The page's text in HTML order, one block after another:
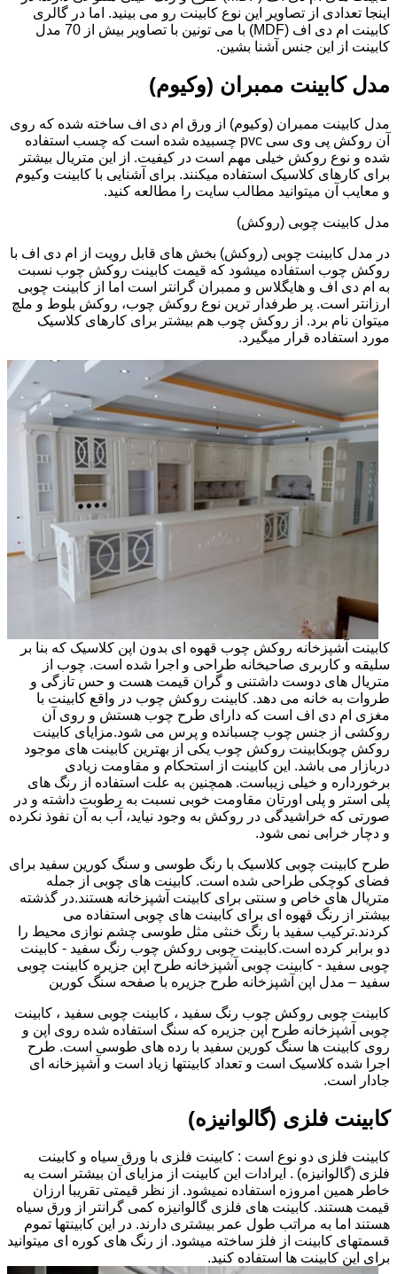
اینجا تعدادی از تصاویر این نوع کابینت رو می بینید. اما در گالری
کابینت ام دی اف (MDF) با می تونین با تصاویر بیش از 70 مدل
کابینت از این جنس آشنا بشین.
مدل کابینت ممبران (وکیوم)
مدل کابینت ممبران (وکیوم) از ورق ام دی اف ساخته شده که روی
آن روکش پی وی سی pvc چسبیده شده است که چسب استفاده
شده و نوع روکش خیلی مهم است در کیفیت. از این متریال بیشتر
برای کارهای کلاسیک استفاده میکنند. برای آشنایی با کابینت وکیوم
و معایب آن میتوانید مطالب سایت را مطالعه کنید.
مدل کابینت چوبی (روکش)
در مدل کابینت چوبی (روکش) بخش های قابل رویت از ام دی اف با
روکش چوب استفاده میشود که قیمت کابینت روکش چوب نسبت
به ام دی اف و هایگلاس و ممبران گرانتر است اما از کابینت چوبی
ارزانتر است. پر طرفدار ترین نوع روکش چوب، روکش بلوط و ملچ
میتوان نام برد. از روکش چوب هم بیشتر برای کارهای کلاسیک
مورد استفاده قرار میگیرد.
کابینت آشپزخانه روکش چوب قهوه ای بدون اپن کلاسیک که بنا بر
سلیقه و کاربری صاحبخانه طراحی و اجرا شده است. چوب از
متریال های دوست داشتنی و گران قیمت هست و حس تازگی و
طروات به خانه می دهد. کابینت روکش چوب در واقع کابینت با
مغزی ام دی اف است که دارای طرح چوب هستش و روی آن
روکشی از جنس چوب چسبانده و پرس می شود.مزایای کابینت
روکش چوبکابینت روکش چوب یکی از بهترین کابینت های موجود
دربازار می باشد. این کابینت از استحکام و مقاومت زیادی
برخورداره و خیلی زیباست. همچنین به علت استفاده از رنگ های
پلی استر و پلی اورتان مقاومت خوبی نسبت به رطوبت داشته و در
صورتی که خراشیدگی در روکش به وجود نیاید، آب به آن نفوذ نکرده
و دچار خرابی نمی شود.
طرح کابینت چوبی کلاسیک با رنگ طوسی و سنگ کورین سفید برای
فضای کوچکی طراحی شده است. کابینت های چوبی از جمله
متریال های خاص و سنتی برای کابینت آشپزخانه هستند.در گذشته
بیشتر از رنگ قهوه ای برای کابینت های چوبی استفاده می
کردند.ترکیب سفید با رنگ خنثی مثل طوسی چشم نوازی محیط را
دو برابر کرده است.کابینت چوبی روکش چوب رنگ سفید - کابینت
چوبی سفید - کابینت چوبی آشپزخانه طرح اپن جزیره کابینت چوبی
سفید – مدل اپن آشپزخانه طرح جزیره با صفحه سنگ کورین
کابینت چوبی روکش چوب رنگ سفید ، کابینت چوبی سفید ، کابینت
چوبی آشپزخانه طرح اپن جزیره که سنگ استفاده شده روی اپن و
روی کابینت ها سنگ کورین سفید با رده های طوسی است. طرح
اجرا شده کلاسیک است و تعداد کابینتها زیاد است و آشپزخانه ای
جادار است.
کابینت فلزی (گالوانیزه)
کابینت فلزی دو نوع است : کابینت فلزی با ورق سیاه و کابینت
فلزی (گالوانیزه) . ایرادات این کابینت از مزایای آن بیشتر است به
خاطر همین امروزه استفاده نمیشود. از نظر قیمتی تقریبا ارزان
قیمت هستند. کابینت های فلزی گالوانیزه کمی گرانتر از ورق سیاه
هستند اما به مراتب طول عمر بیشتری دارند. در این کابینتها تموم
قسمتهای کابینت از فلز ساخته میشود. از رنگ های کوره ای میتوانید
برای این کابینت ها استفاده کنید.